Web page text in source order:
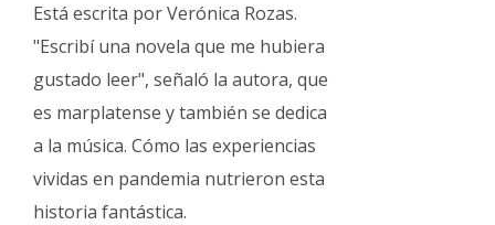
Está escrita por Verónica Rozas.
"Escribí una novela que me hubiera
gustado leer", señaló la autora, que
es marplatense y también se dedica
a la música. Cómo las experiencias
vividas en pandemia nutrieron esta
historia fantástica.